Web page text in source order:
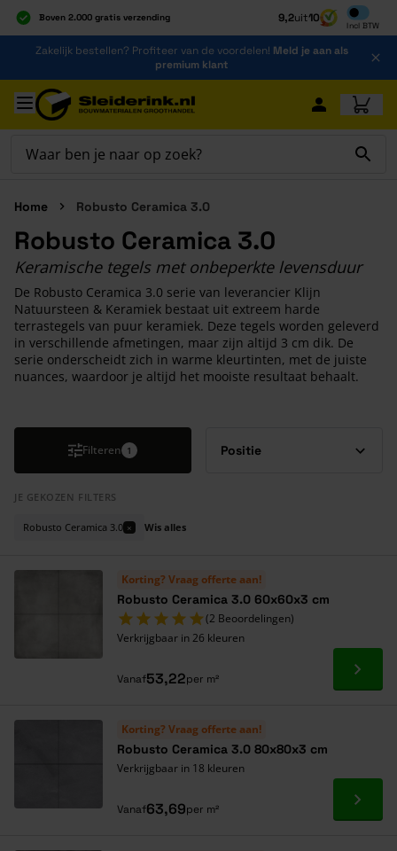
Boven 2.000 gratis verzending
Al 40 jaar dé specialist
Alles onder één dak
9,2uit10
Incl BTW
Inclusief
Ga naar de inhoud
Zakelijk bestellen? Profiteer van de voordelen! Meld je aan als
premium klant
Ga naar hoofdinhoud
Home Robusto Ceramica 3.0
Robusto Ceramica 3.0
Keramische tegels met onbeperkte levensduur
De Robusto Ceramica 3.0 serie van leverancier Klijn
Natuursteen & Keramiek bestaat uit extreem harde
terrastegels van puur keramiek. Deze tegels worden geleverd
in verschillende afmetingen, maar zijn altijd 3 cm dik. De
serie onderscheidt zich in warme kleurtinten, met de juiste
nuances, waardoor je altijd het mooiste resultaat behaalt.
Filteren 1
JE GEKOZEN FILTERS
Robusto Ceramica 3.0 × Wis alles
Korting? Vraag offerte aan!
Robusto Ceramica 3.0 60x60x3 cm
(2 Beoordelingen)
Verkrijgbaar in 26 kleuren
Vanaf53,22per m² Ga
Korting? Vraag offerte aan!
Robusto Ceramica 3.0 80x80x3 cm
Verkrijgbaar in 18 kleuren
Vanaf63,69per m² Ga